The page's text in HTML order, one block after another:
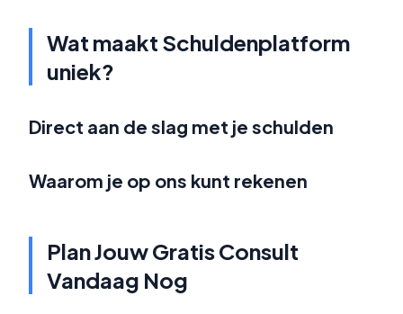
Wat maakt Schuldenplatform
uniek?
Direct aan de slag met je schulden
Waarom je op ons kunt rekenen
Plan Jouw Gratis Consult
Vandaag Nog